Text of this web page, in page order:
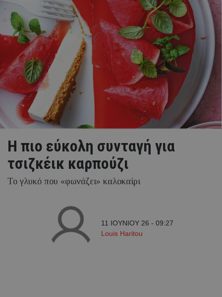
Η πιο εύκολη συνταγή για
τσιζκέικ καρπούζι
Το γλυκό που «φωνάζει» καλοκαίρι
11 ΙΟΥΝΙΟΥ 26 - 09:27
Louis Haritou